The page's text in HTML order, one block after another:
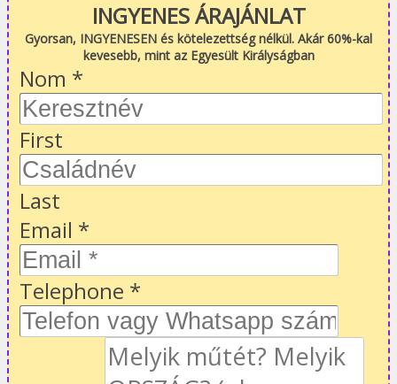
INGYENES ÁRAJÁNLAT
Gyorsan, INGYENESEN és kötelezettség nélkül. Akár 60%-kal
kevesebb, mint az Egyesült Királyságban
Nom *
First
Last
Email *
Telephone *